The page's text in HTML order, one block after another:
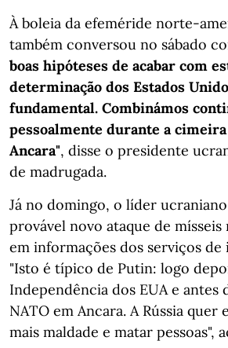
À boleia da efeméride norte-
também conversou no sábado
boas hipóteses de acabar com
determinação dos Estados
fundamental. Combinámos
pessoalmente durante a cimeira
Ancara", disse o presidente
de madrugada.
Já no domingo, o líder
provável novo ataque de mísseis
em informações dos serviços de
"Isto é típico de Putin: logo
Independência dos EUA e antes
NATO em Ancara. A Rússia quer
mais maldade e matar pessoas",